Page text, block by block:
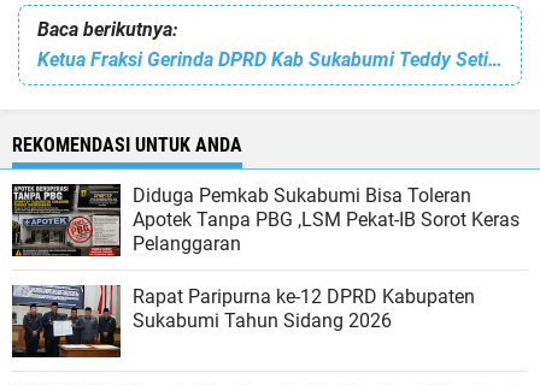
Baca berikutnya:
Ketua Fraksi Gerinda DPRD Kab Sukabumi Teddy Setiadi Buka Satria Cup I Voli se-Dapil II di Parakansalak
REKOMENDASI UNTUK ANDA
Diduga Pemkab Sukabumi Bisa Toleran
Apotek Tanpa PBG ,LSM Pekat-IB Sorot Keras
Pelanggaran
Rapat Paripurna ke-12 DPRD Kabupaten
Sukabumi Tahun Sidang 2026